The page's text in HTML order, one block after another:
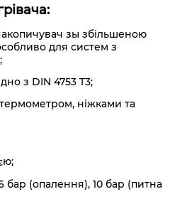
зы збільшеною
для систем з
з DIN 4753 T3;
ніжками та
бар (опалення), 10 бар (питна